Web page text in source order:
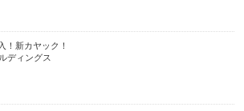
！新カヤック！
ディングス